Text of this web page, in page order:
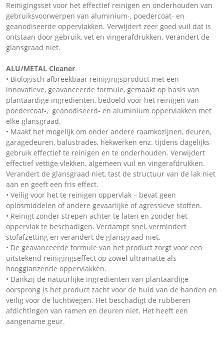
Reinigingsset voor het effectief reinigen en onderhouden van
gebruiksvoorwerpen van aluminium-, poedercoat- en
geanodiseerde oppervlakken. Verwijdert zeer goed vuil dat is
ontstaan door gebruik, vet en vingerafdrukken. Verandert de
glansgraad niet.
ALU/METAL Cleaner
• Biologisch afbreekbaar reinigingsproduct met een
innovatieve, geavanceerde formule, gemaakt op basis van
plantaardige ingrediënten, bedoeld voor het reinigen van
poedercoat-, geanodiseerd- en aluminium oppervlakken met
elke glansgraad.
• Maakt het mogelijk om onder andere raamkozijnen, deuren,
garagedeuren, balustrades, hekwerken enz. tijdens dagelijks
gebruik effectief te reinigen en te onderhouden. Verwijdert
effectief vettige vlekken, algemeen vuil en vingerafdrukken.
Verandert de glansgraad niet, tast de structuur van de lak niet
aan en geeft een fris effect.
• Veilig voor het te reinigen oppervlak – bevat geen
oplosmiddelen of andere gevaarlijke of agressieve stoffen.
• Reinigt zonder strepen achter te laten en zonder het
oppervlak te beschadigen. Verdampt snel, vermindert
stofafzetting en verandert de glansgraad niet.
• De geavanceerde formule van het product zorgt voor een
uitstekend reinigingseffect op zowel ultramatte als
hoogglanzende oppervlakken.
• Dankzij de natuurlijke ingrediënten van plantaardige
oorsprong is het product zacht voor de huid van de handen en
veilig voor de luchtwegen. Het beschadigt de rubberen
afdichtingen van ramen en deuren niet. Het heeft een
aangename geur.